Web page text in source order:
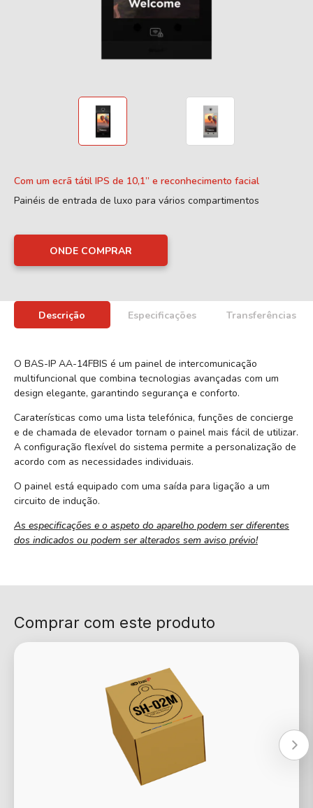
Com um ecrã tátil IPS de 10,1” e reconhecimento facial
Painéis de entrada de luxo para vários compartimentos
ONDE COMPRAR
Descrição Especificações Transferências
O BAS-IP AA-14FBIS é um painel de intercomunicação
multifuncional que combina tecnologias avançadas com um
design elegante, garantindo segurança e conforto.
Caraterísticas como uma lista telefónica, funções de concierge
e de chamada de elevador tornam o painel mais fácil de utilizar.
A configuração flexível do sistema permite a personalização de
acordo com as necessidades individuais.
O painel está equipado com uma saída para ligação a um
circuito de indução.
As especificações e o aspeto do aparelho podem ser diferentes
dos indicados ou podem ser alterados sem aviso prévio!
Comprar com este produto